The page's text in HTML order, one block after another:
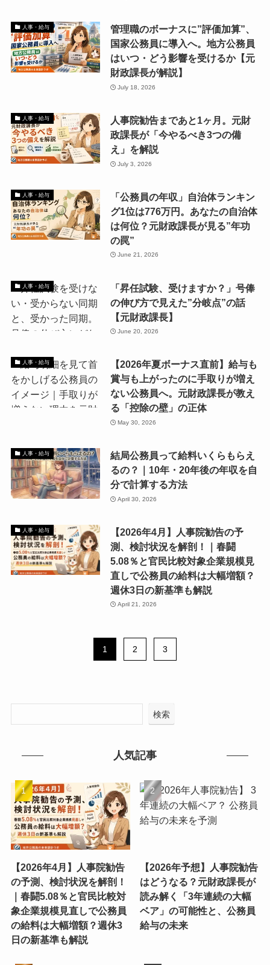
人事・給与
管理職のボーナスに”評価加算”、
国家公務員に導入へ。地方公務員
はいつ・どう影響を受けるか【元
財政課長が解説】
July 18, 2026
人事・給与
人事院勧告まであと1ヶ月。元財
政課長が「今やるべき3つの備
え」を解説
July 3, 2026
人事・給与
「公務員の年収」自治体ランキン
グ1位は776万円。あなたの自治体
は何位？元財政課長が見る”年功
の罠”
June 21, 2026
人事・給与
「昇任試験、受けますか？」号俸
の伸び方で見えた”分岐点”の話
【元財政課長】
June 20, 2026
人事・給与
【2026年夏ボーナス直前】給与も
賞与も上がったのに手取りが増え
ない公務員へ。元財政課長が教え
る「控除の壁」の正体
May 30, 2026
人事・給与
結局公務員って給料いくらもらえ
るの？｜10年・20年後の年収を自
分で計算する方法
April 30, 2026
人事・給与
【2026年4月】人事院勧告の予
測、検討状況を解剖！｜春闘
5.08％と官民比較対象企業規模見
直しで公務員の給料は大幅増額？
週休3日の新基準も解説
April 21, 2026
1 2 3
検索
人気記事
【2026年4月】人事院勧告
の予測、検討状況を解剖！
｜春闘5.08％と官民比較対
象企業規模見直しで公務員
の給料は大幅増額？週休3
日の新基準も解説
【2026年予想】人事院勧告
はどうなる？元財政課長が
読み解く「3年連続の大幅
ベア」の可能性と、公務員
給与の未来